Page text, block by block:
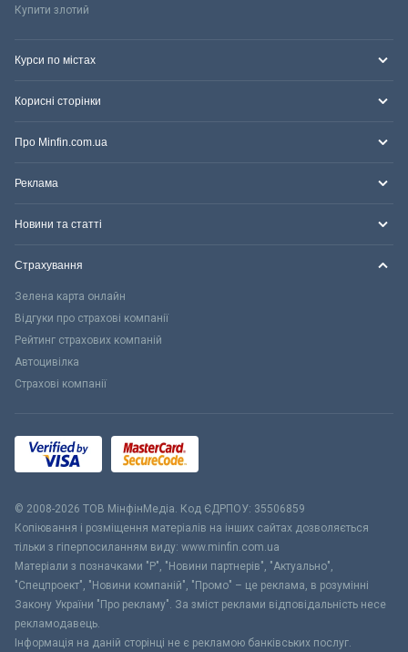
Купити злотий
Курси по містах
Корисні сторінки
Про Minfin.com.ua
Реклама
Новини та статті
Страхування
Зелена карта онлайн
Відгуки про страхові компанії
Рейтинг страхових компаній
Автоцивілка
Страхові компанії
© 2008-2026 ТОВ МiнфiнМедiа. Код ЄДРПОУ: 35506859
Копіювання і розміщення матеріалів на інших сайтах дозволяється
тільки з гіперпосиланням виду: www.minfin.com.ua
Матеріали з позначками "Р", "Новини партнерів", "Актуально",
"Спецпроект", "Новини компаній", "Промо" – це реклама, в розумінні
Закону України "Про рекламу". За зміст реклами відповідальність несе
рекламодавець.
Інформація на даній сторінці не є рекламою банківських послуг.